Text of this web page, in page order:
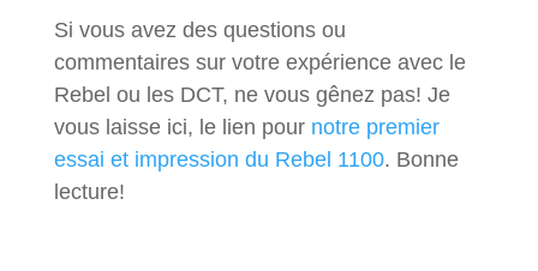
Si vous avez des questions ou
commentaires sur votre expérience avec le
Rebel ou les DCT, ne vous gênez pas! Je
vous laisse ici, le lien pour notre premier
essai et impression du Rebel 1100. Bonne
lecture!